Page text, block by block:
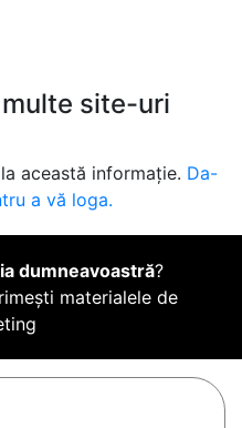
site-uri
această informație. Da-
a vă loga.
dumneavoastră?
materialele de